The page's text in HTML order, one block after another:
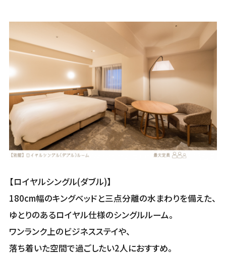
【ロイヤルシングル(ダブル)】
180cm幅のキングベッドと三点分離の水まわりを備えた、
ゆとりのあるロイヤル仕様のシングルルーム。
ワンランク上のビジネスステイや、
落ち着いた空間で過ごしたい2人におすすめ。